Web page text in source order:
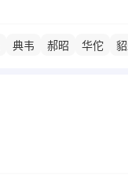
典韦 郝昭 华佗